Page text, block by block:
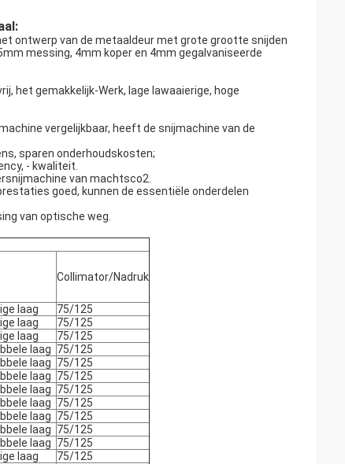
ontwerp van de metaaldeur met grote grootte snijden
messing, 4mm koper en 4mm gegalvaniseerde
het gemakkelijk-Werk, lage lawaaierige, hoge
vergelijkbaar, heeft de snijmachine van de
sparen onderhoudskosten;
- kwaliteit.
van machtsco2.
goed, kunnen de essentiële onderdelen
van optische weg.
Collimator/Nadruk
laag
75/125
laag
75/125
laag
75/125
laag 75/125
laag 75/125
laag 75/125
laag 75/125
laag 75/125
laag 75/125
laag 75/125
laag 75/125
laag
75/125